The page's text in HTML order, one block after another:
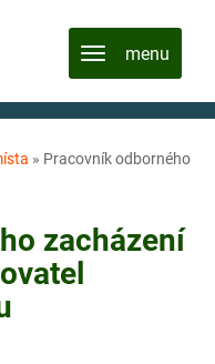
» Pracovník odborného
zacházení